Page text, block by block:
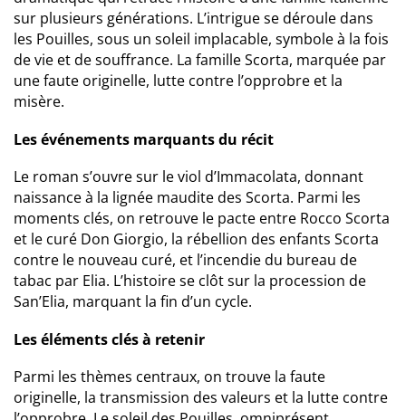
sur plusieurs générations. L’intrigue se déroule dans
les Pouilles, sous un soleil implacable, symbole à la fois
de vie et de souffrance. La famille Scorta, marquée par
une faute originelle, lutte contre l’opprobre et la
misère.
Les événements marquants du récit
Le roman s’ouvre sur le viol d’Immacolata, donnant
naissance à la lignée maudite des Scorta. Parmi les
moments clés, on retrouve le pacte entre Rocco Scorta
et le curé Don Giorgio, la rébellion des enfants Scorta
contre le nouveau curé, et l’incendie du bureau de
tabac par Elia. L’histoire se clôt sur la procession de
San’Elia, marquant la fin d’un cycle.
Les éléments clés à retenir
Parmi les thèmes centraux, on trouve la faute
originelle, la transmission des valeurs et la lutte contre